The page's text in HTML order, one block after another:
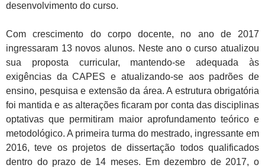
desenvolvimento do curso.
Com crescimento do corpo docente, no ano de 2017
ingressaram 13 novos alunos. Neste ano o curso atualizou
sua proposta curricular, mantendo-se adequada às
exigências da CAPES e atualizando-se aos padrões de
ensino, pesquisa e extensão da área. A estrutura obrigatória
foi mantida e as alterações ficaram por conta das disciplinas
optativas que permitiram maior aprofundamento teórico e
metodológico. A primeira turma do mestrado, ingressante em
2016, teve os projetos de dissertação todos qualificados
dentro do prazo de 14 meses. Em dezembro de 2017, o